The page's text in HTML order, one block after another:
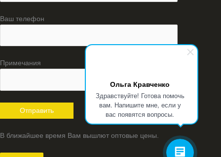
Ольга Кравченко
Здравствуйте! Готова помочь
вам. Напишите мне, если у
вас появятся вопросы.
Ваш телефон
Примечания
В ближайшее время Вам вышлют оптовые цены.